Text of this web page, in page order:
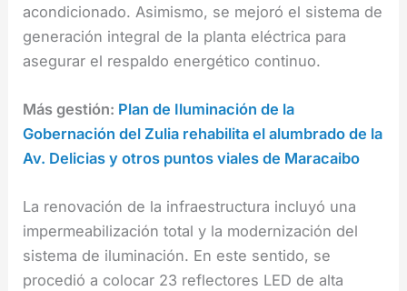
acondicionado. Asimismo, se mejoró el sistema de
generación integral de la planta eléctrica para
asegurar el respaldo energético continuo.
Más gestión: Plan de Iluminación de la
Gobernación del Zulia rehabilita el alumbrado de la
Av. Delicias y otros puntos viales de Maracaibo
La renovación de la infraestructura incluyó una
impermeabilización total y la modernización del
sistema de iluminación. En este sentido, se
procedió a colocar 23 reflectores LED de alta